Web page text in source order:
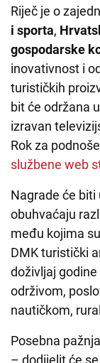
Riječ je o
i sporta,
gospodarske
inovativnost i
turističkih
bit će održana
izravan
Rok za
službene web
Nagrade će
obuhvaćaju
među kojima
DMK turistički
doživljaj
održivom,
nautičkom,
Posebna